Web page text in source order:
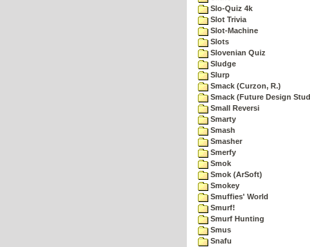
Slo-Quiz 4k
Slot Trivia
Slot-Machine
Slots
Slovenian Quiz
Sludge
Slurp
Smack (Curzon, R.)
Smack (Future Design
Small Reversi
Smarty
Smash
Smasher
Smerfy
Smok
Smok (ArSoft)
Smokey
Smuffies' World
Smurf!
Smurf Hunting
Smus
Snafu